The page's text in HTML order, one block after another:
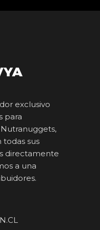
exclusivo
para
todas sus
directamente
a una